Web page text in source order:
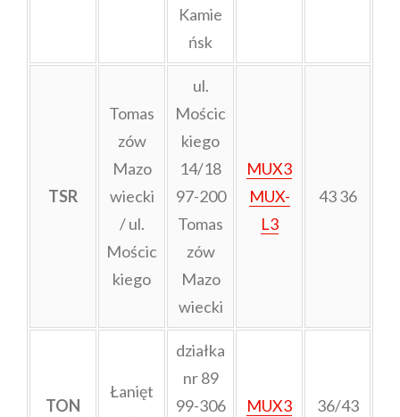
Kamie
ńsk
TSR
Tomas
zów
Mazo
wiecki
/ ul.
Mościc
kiego
ul.
Mościc
kiego
14/18
97-200
Tomas
zów
Mazo
wiecki
MUX3
MUX-
L3
43 36
TON
Łanięt
działka
nr 89
99-306
MUX3 36/43